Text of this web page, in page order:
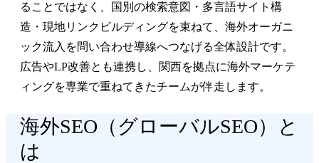
ることではなく、国別の検索意図・多言語サイト構
造・現地リンクビルディングを束ねて、海外オーガニ
ック流入を問い合わせ導線へつなげる全体設計です。
広告やLP改善とも連携し、関西を拠点に海外マーケテ
ィングを専業で重ねてきたチームが伴走します。
海外SEO（グローバルSEO）と
は